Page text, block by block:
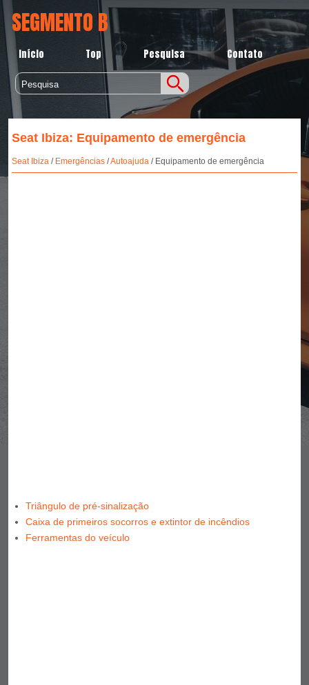
SEGMENTO B
Início Top Pesquisa Contato
Seat Ibiza: Equipamento de emergência
Seat Ibiza/ Emergências/Autoajuda/ Equipamento de emergência
Triângulo de pré-sinalização
Caixa de primeiros socorros e extintor de incêndios
Ferramentas do veículo